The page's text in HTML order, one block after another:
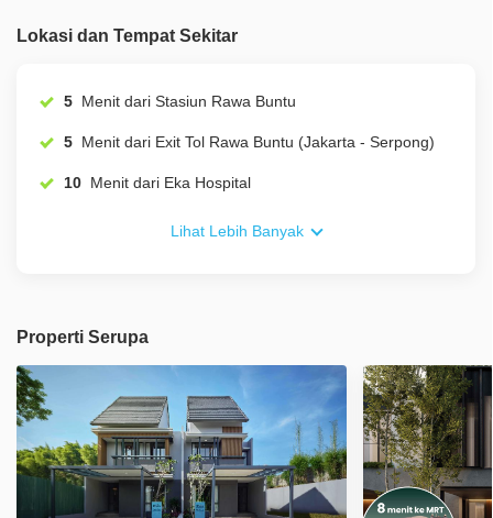
Lokasi dan Tempat Sekitar
5 Menit dari Stasiun Rawa Buntu
5 Menit dari Exit Tol Rawa Buntu (Jakarta - Serpong)
10 Menit dari Eka Hospital
Lihat Lebih Banyak
Properti Serupa